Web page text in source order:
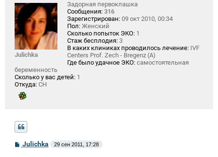
Julichka
Задорная первоклашка
Сообщения: 316
Зарегистрирован: 09 окт 2010, 00:34
Пол: Женский
Сколько попыток ЭКО: 1
Стаж бесплодия: 3
В каких клиниках проводилось лечение: IVF
Centers Prof. Zech - Bregenz (A)
Где было удачное ЭКО: самостоятельная
беременность
Сколько у вас детей: 1
Откуда: CH
Julichka 29 сен 2011, 17:28